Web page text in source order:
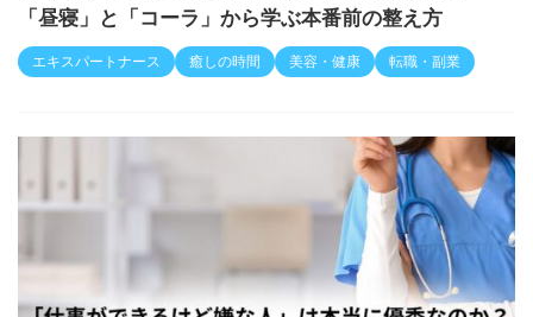
「昼寝」と「コーラ」から学ぶ本番前の整え方
エキスパートナース 癒しの時間 美容・健康 転職・副業